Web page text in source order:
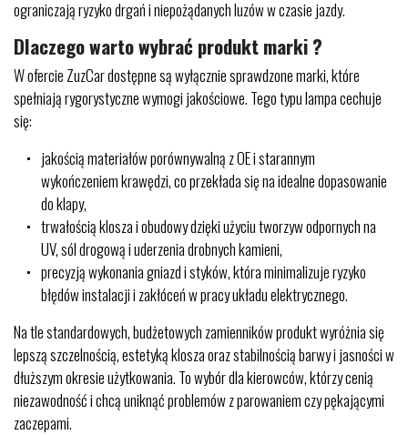
ograniczają ryzyko drgań i niepożądanych luzów w czasie jazdy.
Dlaczego warto wybrać produkt marki ?
W ofercie ZuzCar dostępne są wyłącznie sprawdzone marki, które
spełniają rygorystyczne wymogi jakościowe. Tego typu lampa cechuje
się:
jakością materiałów porównywalną z OE i starannym
wykończeniem krawędzi, co przekłada się na idealne dopasowanie
do klapy,
trwałością klosza i obudowy dzięki użyciu tworzyw odpornych na
UV, sól drogową i uderzenia drobnych kamieni,
precyzją wykonania gniazd i styków, która minimalizuje ryzyko
błędów instalacji i zakłóceń w pracy układu elektrycznego.
Na tle standardowych, budżetowych zamienników produkt wyróżnia się
lepszą szczelnością, estetyką klosza oraz stabilnością barwy i jasności w
dłuższym okresie użytkowania. To wybór dla kierowców, którzy cenią
niezawodność i chcą uniknąć problemów z parowaniem czy pękającymi
zaczepami.